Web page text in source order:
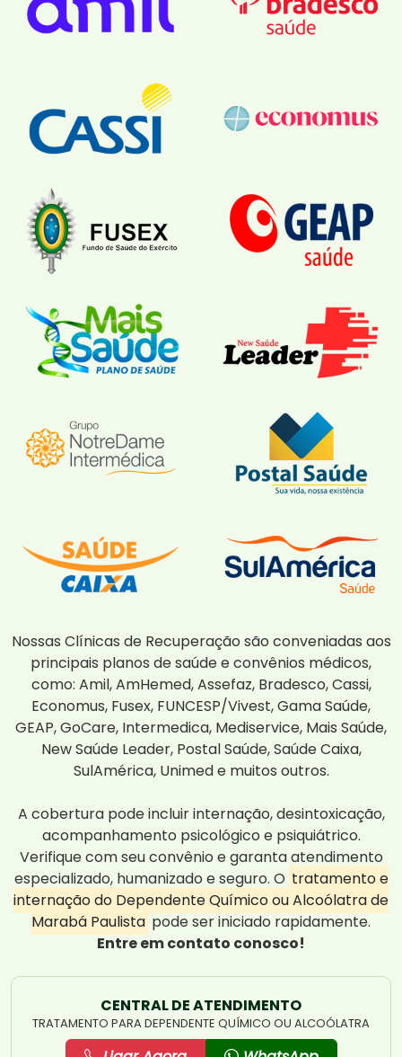
Nossas Clínicas de Recuperação são conveniadas aos
principais planos de saúde e convênios médicos,
como: Amil, AmHemed, Assefaz, Bradesco, Cassi,
Economus, Fusex, FUNCESP/Vivest, Gama Saúde,
GEAP, GoCare, Intermedica, Mediservice, Mais Saúde,
New Saúde Leader, Postal Saúde, Saúde Caixa,
SulAmérica, Unimed e muitos outros.
A cobertura pode incluir internação, desintoxicação,
acompanhamento psicológico e psiquiátrico.
Verifique com seu convênio e garanta atendimento
especializado, humanizado e seguro. O tratamento e
internação do Dependente Químico ou Alcoólatra de
Marabá Paulista pode ser iniciado rapidamente.
Entre em contato conosco!
CENTRAL DE ATENDIMENTO
TRATAMENTO PARA DEPENDENTE QUÍMICO OU ALCOÓLATRA